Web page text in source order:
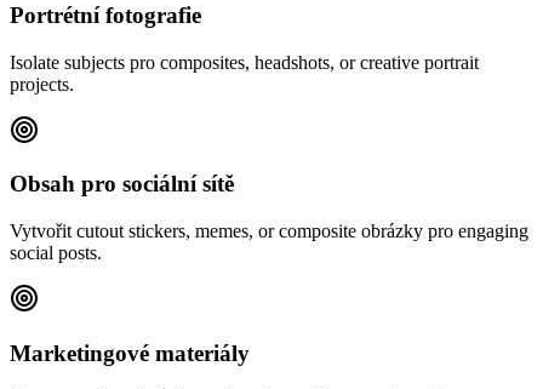
Portrétní fotografie
Isolate subjects pro composites, headshots, or creative portrait
projects.
Obsah pro sociální sítě
Vytvořit cutout stickers, memes, or composite obrázky pro engaging
social posts.
Marketingové materiály